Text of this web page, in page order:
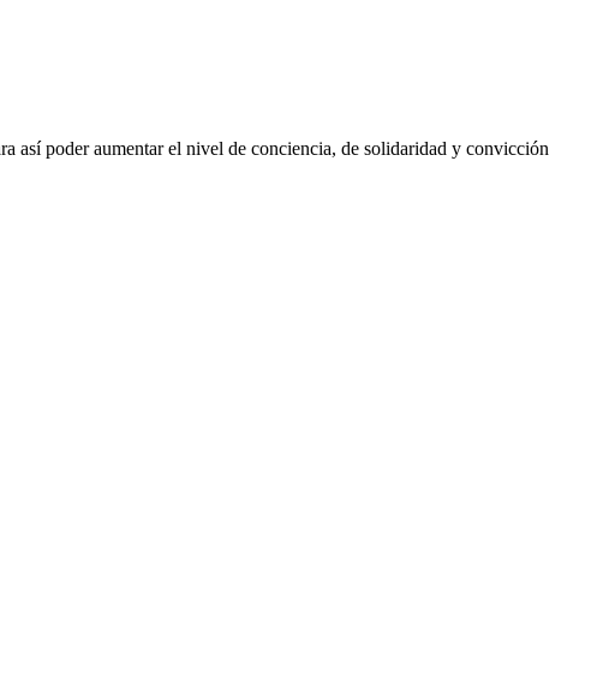
así poder aumentar el nivel de conciencia, de solidaridad y convicción